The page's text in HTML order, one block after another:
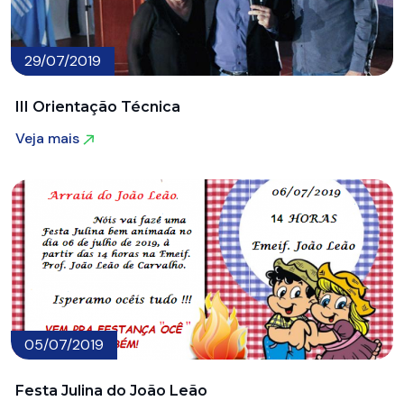
29/07/2019
III Orientação Técnica
Veja mais
05/07/2019
Festa Julina do João Leão